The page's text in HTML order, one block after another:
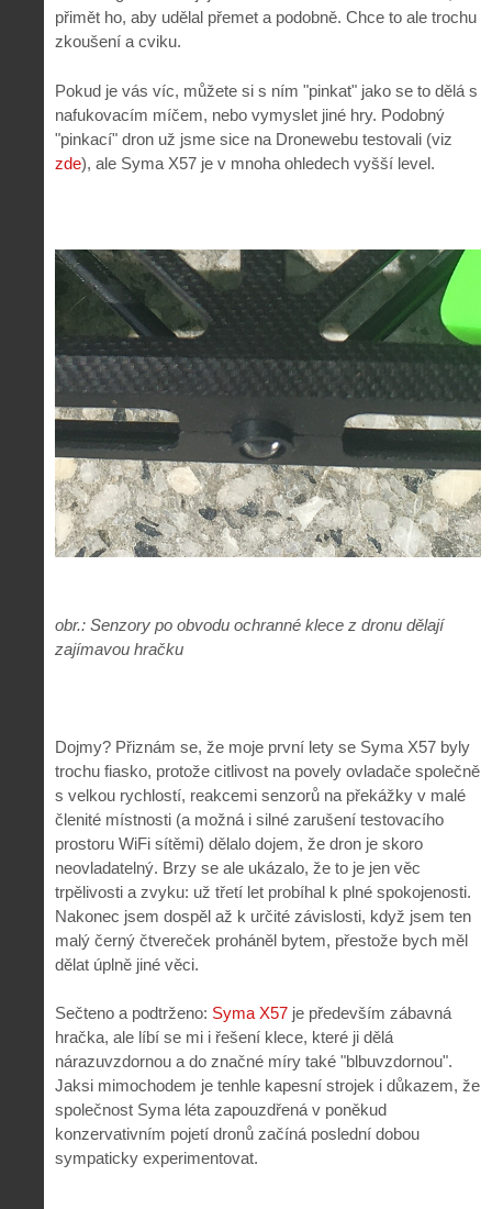
přimět ho, aby udělal přemet a podobně. Chce to ale trochu
zkoušení a cviku.
Pokud je vás víc, můžete si s ním "pinkat" jako se to dělá s
nafukovacím míčem, nebo vymyslet jiné hry. Podobný
"pinkací" dron už jsme sice na Dronewebu testovali (viz
zde), ale Syma X57 je v mnoha ohledech vyšší level.
obr.: Senzory po obvodu ochranné klece z dronu dělají
zajímavou hračku
Dojmy? Přiznám se, že moje první lety se Syma X57 byly
trochu fiasko, protože citlivost na povely ovladače společně
s velkou rychlostí, reakcemi senzorů na překážky v malé
členité místnosti (a možná i silné zarušení testovacího
prostoru WiFi sítěmi) dělalo dojem, že dron je skoro
neovladatelný. Brzy se ale ukázalo, že to je jen věc
trpělivosti a zvyku: už třetí let probíhal k plné spokojenosti.
Nakonec jsem dospěl až k určité závislosti, když jsem ten
malý černý čtvereček proháněl bytem, přestože bych měl
dělat úplně jiné věci.
Sečteno a podtrženo: Syma X57 je především zábavná
hračka, ale líbí se mi i řešení klece, které ji dělá
nárazuvzdornou a do značné míry také "blbuvzdornou".
Jaksi mimochodem je tenhle kapesní strojek i důkazem, že
společnost Syma léta zapouzdřená v poněkud
konzervativním pojetí dronů začíná poslední dobou
sympaticky experimentovat.